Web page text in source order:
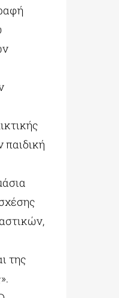
παιδική
της